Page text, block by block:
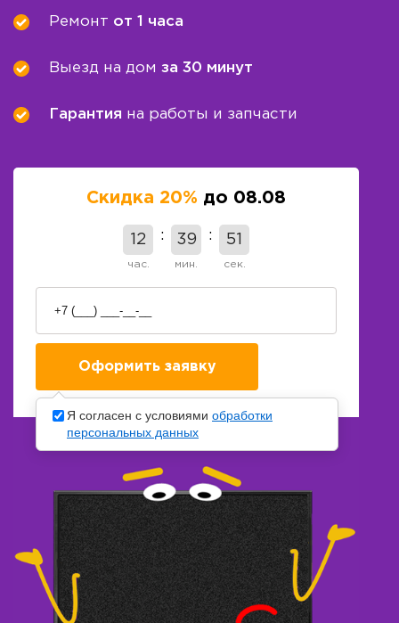
Ремонт от 1 часа
Выезд на дом за 30 минут
Гарантия на работы и запчасти
Скидка 20% до 08.08
12
час.
39
мин.
50
сек.
Я согласен с условиями обработки
персональных данных